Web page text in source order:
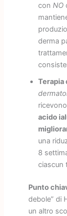
con NO
derma
Terapia
ricevono
acido
una
8
ciascun
Punto
debole” di
un altro